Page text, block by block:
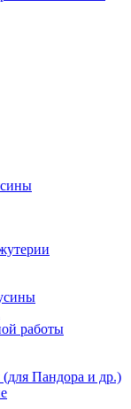
работы
Пандора и др.)